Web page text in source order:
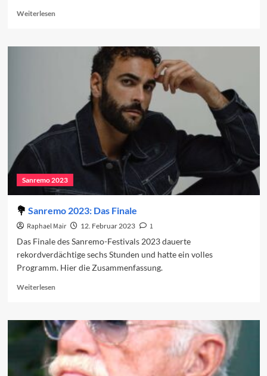
WeiterlesenRead
Sanremo-
Sanremo 2023
Sanremo 2023: Das Finale
Raphael Mair 12. Februar 2023
1
Das Finale des Sanremo-Festivals 2023 dauerte
rekordverdächtige sechs Stunden und hatte ein volles
Programm. Hier die Zusammenfassung.
WeiterlesenRead
Sanremo
2023:
Das
Finale